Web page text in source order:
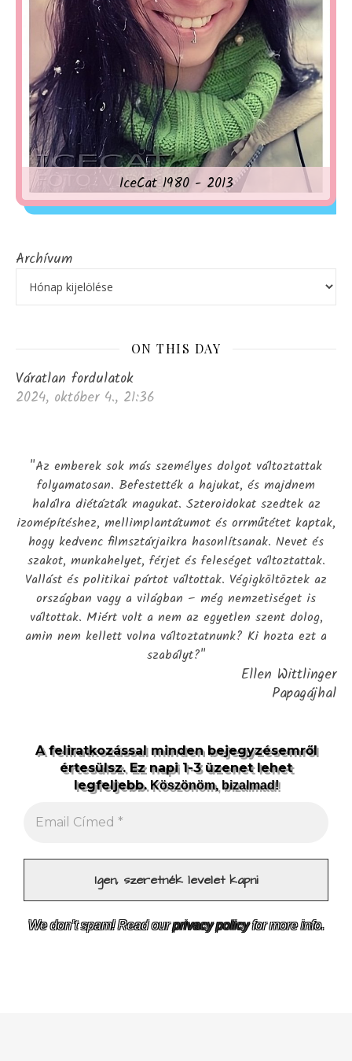
IceCat 1980 - 2013
Archívum
ON THIS DAY
Váratlan fordulatok
2024, október 4., 21:36
"Az emberek sok más személyes dolgot változtattak
folyamatosan. Befestették a hajukat, és majdnem
halálra diétázták magukat. Szteroidokat szedtek az
izomépítéshez, mellimplantátumot és orrműtétet kaptak,
hogy kedvenc filmsztárjaikra hasonlítsanak. Nevet és
szakot, munkahelyet, férjet és feleséget változtattak.
Vallást és politikai pártot váltottak. Végigköltöztek az
országban vagy a világban – még nemzetiséget is
váltottak. Miért volt a nem az egyetlen szent dolog,
amin nem kellett volna változtatnunk? Ki hozta ezt a
szabályt?"
Ellen Wittlinger
Papagájhal
A feliratkozással minden bejegyzésemről
értesülsz. Ez napi 1-3 üzenet lehet
legfeljebb.Köszönöm, bizalmad!
We don’t spam! Read ourprivacy policyfor more info.